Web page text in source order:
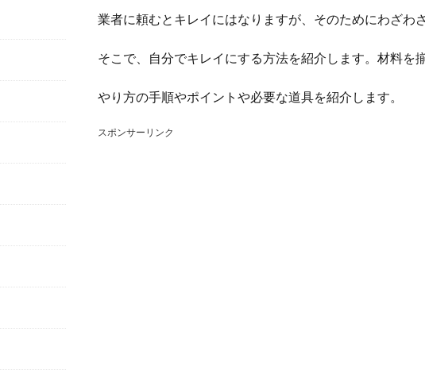
業者に頼むとキレイにはなりますが、そのためにわざわ
そこで、自分でキレイにする方法を紹介します。材料を
やり方の手順やポイントや必要な道具を紹介します。
スポンサーリンク